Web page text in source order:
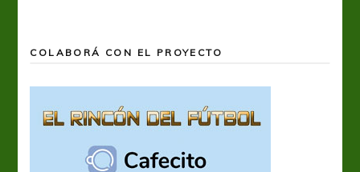
COLABORÁ CON EL PROYECTO